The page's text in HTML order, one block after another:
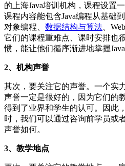
的上海Java培训机构，课程设置
课程内容能包含Java编程从基础
对象编程、 数据结构与算法 、
它们的课程重难点、课时安排也
惯，能让他们循序渐进地掌握Java
2、机构声誉
其次，要关注它的声誉。一个实
声誉一定是很好的，因为它们的
得到了业界和学生的认可。因此
时，我们可以通过咨询前学员或
声誉如何。
3、教学地点